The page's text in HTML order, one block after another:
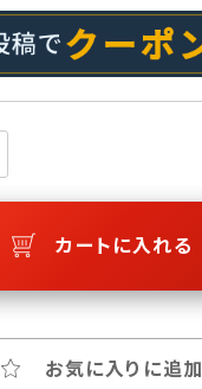
カートに入れる
お気に入りに追加